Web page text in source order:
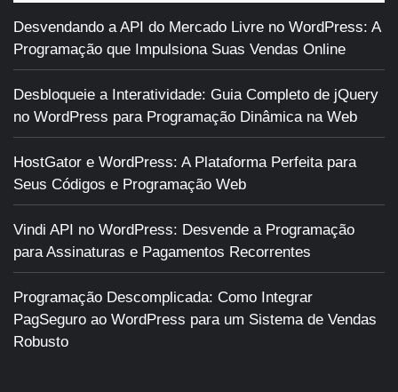
Desvendando a API do Mercado Livre no WordPress: A
Programação que Impulsiona Suas Vendas Online
Desbloqueie a Interatividade: Guia Completo de jQuery
no WordPress para Programação Dinâmica na Web
HostGator e WordPress: A Plataforma Perfeita para
Seus Códigos e Programação Web
Vindi API no WordPress: Desvende a Programação
para Assinaturas e Pagamentos Recorrentes
Programação Descomplicada: Como Integrar
PagSeguro ao WordPress para um Sistema de Vendas
Robusto